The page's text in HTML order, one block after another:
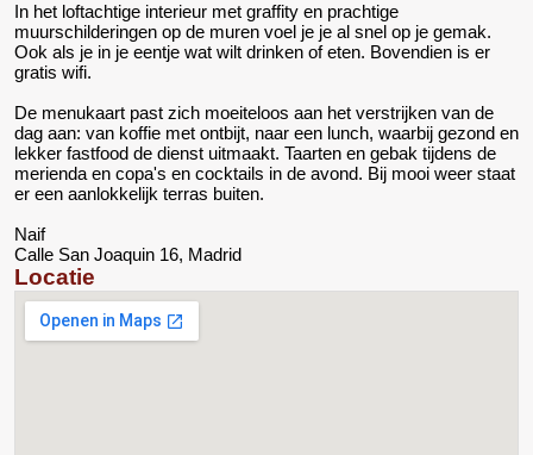
In het loftachtige interieur met graffity en prachtige
muurschilderingen op de muren voel je je al snel op je gemak.
Ook als je in je eentje wat wilt drinken of eten. Bovendien is er
gratis wifi.
De menukaart past zich moeiteloos aan het verstrijken van de
dag aan: van koffie met ontbijt, naar een lunch, waarbij gezond en
lekker fastfood de dienst uitmaakt. Taarten en gebak tijdens de
merienda en copa's en cocktails in de avond. Bij mooi weer staat
er een aanlokkelijk terras buiten.
Naif
Calle San Joaquin 16, Madrid
Locatie